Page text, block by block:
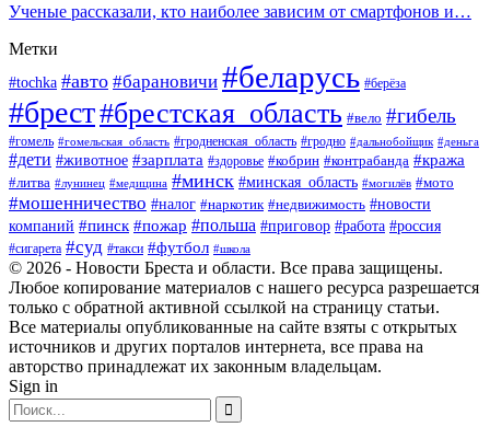
Ученые рассказали, кто наиболее зависим от смартфонов и…
Метки
#tochka #авто #барановичи #беларусь #берёза
#брест#брестская_область #вело #гибель
#гомель #гомельская_область #гродненская_область #гродно #дальнобойщик #деньга
#дети #животное #зарплата #здоровье #кобрин #контрабанда #кража
#литва #лунинец #медицина #минск #минская_область #могилёв #мото
#мошенничество #налог #наркотик #недвижимость #новости
компаний #пинск #пожар #польша #приговор #работа #россия
#сигарета #суд #такси #футбол #школа
© 2026 - Новости Бреста и области. Все права защищены.
Любое копирование материалов с нашего ресурса разрешается
только с обратной активной ссылкой на страницу статьи.
Все материалы опубликованные на сайте взяты с открытых
источников и других порталов интернета, все права на
авторство принадлежат их законным владельцам.
Sign in